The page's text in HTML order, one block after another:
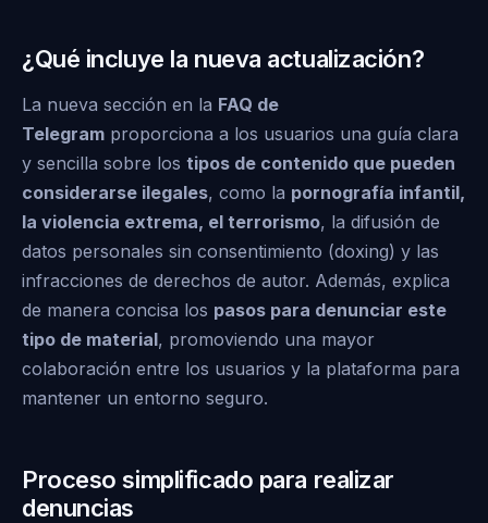
¿Qué incluye la nueva actualización?
La nueva sección en la FAQ de
Telegram proporciona a los usuarios una guía clara
y sencilla sobre los tipos de contenido que pueden
considerarse ilegales, como la pornografía infantil,
la violencia extrema, el terrorismo, la difusión de
datos personales sin consentimiento (doxing) y las
infracciones de derechos de autor. Además, explica
de manera concisa los pasos para denunciar este
tipo de material, promoviendo una mayor
colaboración entre los usuarios y la plataforma para
mantener un entorno seguro.
Proceso simplificado para realizar
denuncias